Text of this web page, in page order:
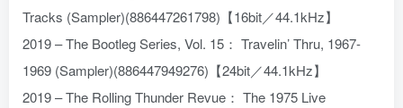
Tracks (Sampler)(886447261798)【16bit／44.1kHz】
2019 – The Bootleg Series, Vol. 15： Travelin’ Thru, 1967-
1969 (Sampler)(886447949276)【24bit／44.1kHz】
2019 – The Rolling Thunder Revue： The 1975 Live